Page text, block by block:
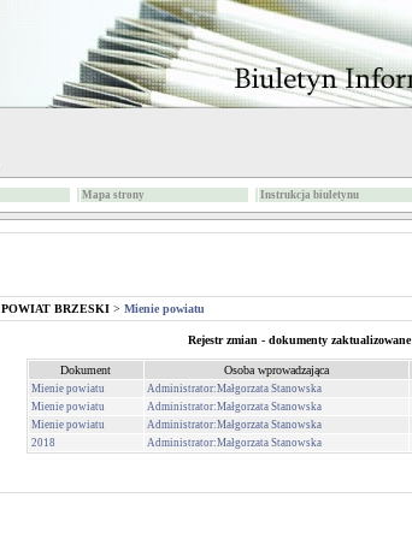
Mapa strony Instrukcja biuletynu
POWIAT BRZESKI > Mienie powiatu
Rejestr zmian - dokumenty zaktualizowane
Dokument Osoba wprowadzająca
Mienie powiatu Administrator:Małgorzata Stanowska
Mienie powiatu
Administrator:Małgorzata Stanowska
Mienie powiatu
Administrator:Małgorzata Stanowska
2018
Administrator:Małgorzata Stanowska